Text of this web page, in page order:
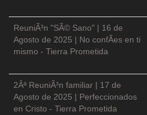
ReuniÃ³n "SÃ© Sano" | 16 de
Agosto de 2025 | No confÃ­es en ti
mismo - Tierra Prometida
2Âª ReuniÃ³n familiar | 17 de
Agosto de 2025 | Perfeccionados
en Cristo - Tierra Prometida